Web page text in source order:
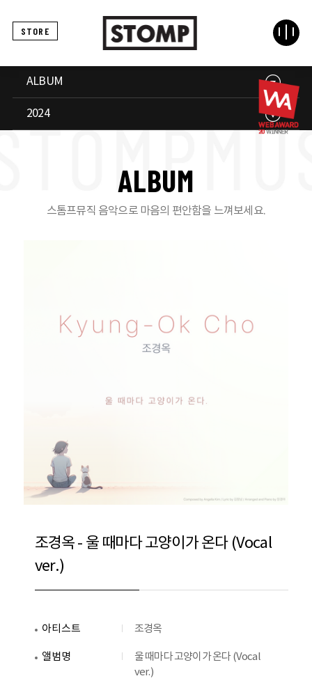
STORE
ALBUM
2024
ALBUM
스톰프뮤직 음악으로 마음의 편안함을 느껴보세요.
조경옥 - 울 때마다 고양이가 온다 (Vocal
ver.)
아티스트 조경옥
앨범명
울 때마다 고양이가 온다 (Vocal
ver.)